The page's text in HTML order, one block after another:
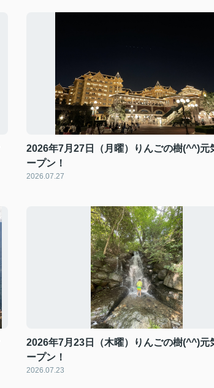
2026年7月27日（月曜）りんごの樹(^^)元
ープン！
2026.07.27
2026年7月23日（木曜）りんごの樹(^^)元
ープン！
2026.07.23